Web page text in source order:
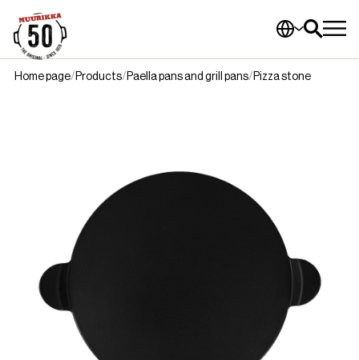
Home page Products Paella pans and grill pans Pizza stone